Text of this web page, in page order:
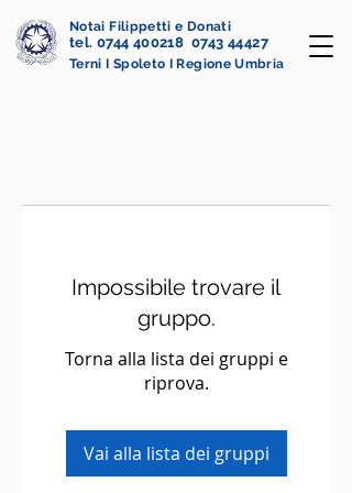
Notai Filippetti e Donati
tel. 0744 400218 0743 44427
Terni I Spoleto I Regione Umbria
Impossibile trovare il
gruppo.
Torna alla lista dei gruppi e
riprova.
Vai alla lista dei gruppi